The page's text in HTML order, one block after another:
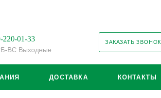
220-01-33
ВС Выходные
ЗАКАЗАТЬ ЗВОНОК
ДОСТАВКА КОНТАКТЫ